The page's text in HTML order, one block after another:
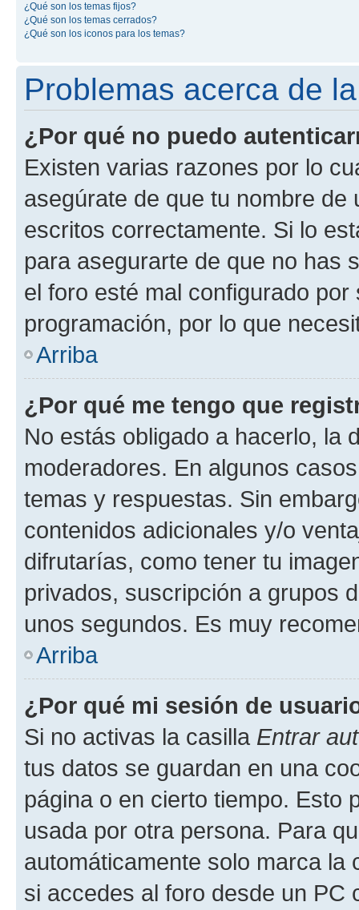
¿Qué son los temas fijos?
¿Qué son los temas cerrados?
¿Qué son los iconos para los temas?
Problemas acerca de
¿Por qué no puedo
Existen varias razones por lo
asegúrate de que tu nombre
escritos correctamente. Si lo
para asegurarte de que no has
el foro esté mal configurado
programación, por lo que
Arriba
¿Por qué me tengo que
No estás obligado a hacerlo, la
moderadores. En algunos
temas y respuestas. Sin
contenidos adicionales y/o
difrutarías, como tener tu
privados, suscripción a grupos
unos segundos. Es muy
Arriba
¿Por qué mi sesión de
Si no activas la casilla Entrar
tus datos se guardan en una
página o en cierto tiempo. Esto
usada por otra persona. Para
automáticamente solo marca la
si accedes al foro desde un PC